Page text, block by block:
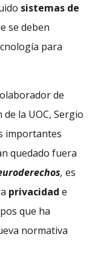
sistemas de
se deben
para
de
la UOC, Sergio
importantes
quedado fuera
, es
privacidad e
que ha
normativa